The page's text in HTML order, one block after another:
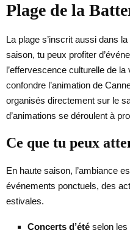
Plage de la
La plage s’inscrit aussi dans
saison, tu peux profiter
l’effervescence culturelle de
confondre l’animation de
organisés directement sur le
d’animations se déroulent à
Ce que tu peux
En haute saison, l’ambiance
événements ponctuels, des
estivales.
Concerts d’été selon les